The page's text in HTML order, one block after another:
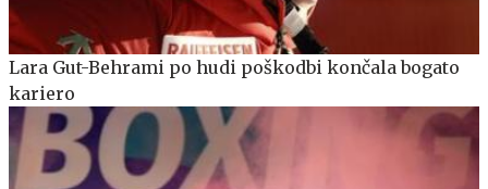
Lara Gut-Behrami po hudi poškodbi končala bogato
kariero